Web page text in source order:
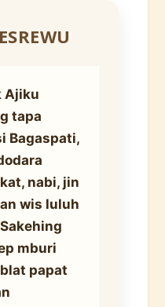
Ajiku
tapa
Bagaspati,
nabi, jin
wis luluh
mburi
papat